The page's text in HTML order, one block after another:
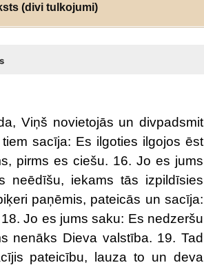
(divi tulkojumi)
Viņš novietojās un divpadsmit
sacīja: Es ilgoties ilgojos ēst
pirms es ciešu. 16. Jo es jums
iekams tās izpildīsies
paņēmis, pateicās un sacīja:
Jo es jums saku: Es nedzeršu
nenāks Dieva valstība. 19. Tad
pateicību, lauza to un deva